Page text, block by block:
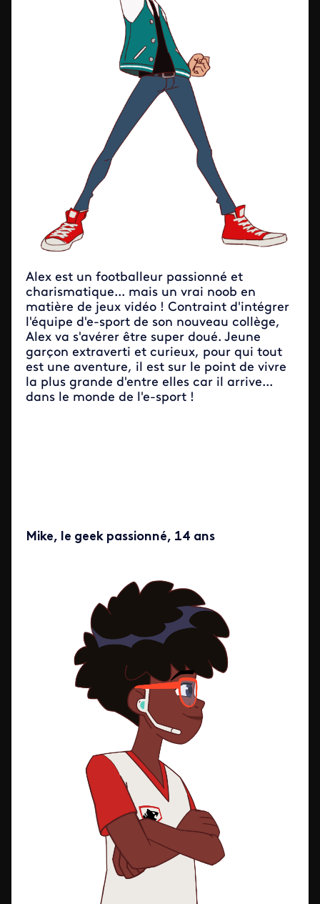
Alex est un footballeur passionné et
charismatique... mais un vrai noob en
matière de jeux vidéo ! Contraint d'intégrer
l'équipe d'e-sport de son nouveau collège,
Alex va s'avérer être super doué. Jeune
garçon extraverti et curieux, pour qui tout
est une aventure, il est sur le point de vivre
la plus grande d'entre elles car il arrive...
dans le monde de l'e-sport !
Mike, le geek passionné, 14 ans